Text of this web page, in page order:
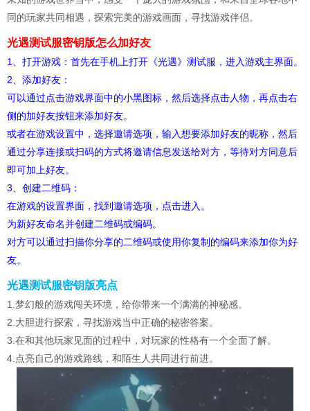
同的玩家共同相遇，探索完美的游戏画面，寻找游戏伴侣。
光遇测试服密钥版怎么加好友
1、打开游戏：首先在手机上打开《光遇》测试服，进入游戏主界面。
2、添加好友：
可以通过点击游戏界面中的小黑图标，然后选择点击人物，再点击右
侧的加好友按钮来添加好友。
或者在游戏设置中，选择邀请选项，输入想要添加好友的昵称，然后
通过分享连接或扫码的方式将邀请信息发送给对方，等待对方同意后
即可加上好友。
3、创建二维码：
在游戏的设置界面，找到邀请选项，点击进入。
为新好友命名并创建二维码或编码。
对方可以通过扫描你分享的二维码或使用你复制的编码来添加你为好
友。
光遇测试服密钥版亮点
1.梦幻般的游戏闯关环境，给你带来一个满满的神秘感。
2.大胆进行探索，寻找游戏当中正确的秘密答案。
3.在和其他玩家见面的过程中，对玩家的性格有一个全面了解。
4.点亮自己的游戏路线，和陌生人共同进行前进。